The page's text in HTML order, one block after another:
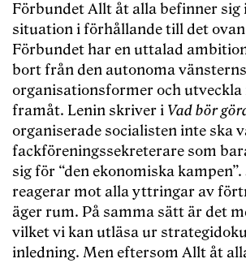
Förbundet Allt åt alla befinner sig
situation i förhållande till det ovan
Förbundet har en uttalad
bort från den autonoma
organisationsformer och utveckla
framåt. Lenin skriver i Vad bör
organiserade socialisten inte ska
fackföreningssekreterare som
sig för “den ekonomiska
reagerar mot alla yttringar av
äger rum. På samma sätt är det
vilket vi kan utläsa ur
inledning. Men eftersom Allt åt